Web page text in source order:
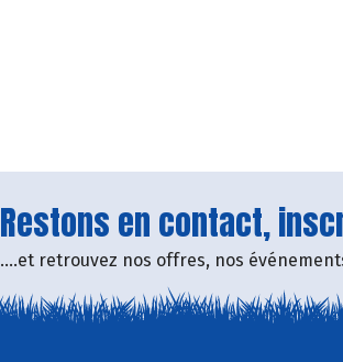
Restons en contact,
....et retrouvez nos offres, nos